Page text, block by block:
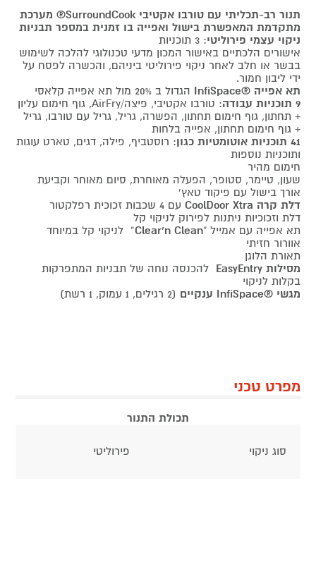
תנור רב-תכליתי עם טורבו אקטיבי SurroundCook® מערכת
מתקדמת המאפשרת בישול ואפייה בו זמנית במספר תבניות
ניקוי עצמי פירוליטי: 3 תוכניות
אישורים הלכתיים באישור המכון מדעי טכנולוגי להלכה לשימוש
בבשר או חלב לאחר ניקוי פירוליטי ביניהם, והכשרה לפסח על
ידי ליבון חמור.
תא אפייה ®InfiSpace
הגדול ב 20% מול תא אפייה קלאסי
9 תוכניות עבודה
: טורבו אקטיבי, פיצה/AirFry, גוף חימום עליון
+ תחתון, גוף חימום תחתון, הפשרה, גריל, גריל עם טורבו, גריל
+ גוף חימום תחתון, אפייה בלחות
41 תוכניות אוטומטיות כגון
: רוסטביף, פילה, דגים, טארט עוגות
ותוכניות נוספות
חימום מהיר
שעון, טיימר, סטופר, הפעלה מאוחרת, סיום מאוחר וקביעת
אורך בישול עם פיקוד טאץ'
דלת קרה CoolDoor Xtra
עם 4 שכבות זכוכית רפלקטור
דלת וזכוכיות ניתנות לפירוק לניקוי קל
תא אפייה עם אמייל “Clear‘n Clean” לניקוי קל במיוחד
אוורור חזיתי
תאורת הלוגן
מסילות EasyEntry
להכנסה נוחה של תבניות המתפרקות
בקלות לניקוי
מגשי ®InfiSpace ענקיים
(2 רגילים, 1 עמוק, 1 רשת)
מפרט טכני
תכולת התנור
סוג ניקוי פירוליטי